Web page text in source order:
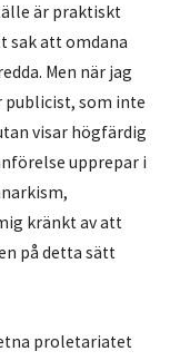
är praktiskt
sak att omdana
Men när jag
som inte
visar högfärdig
upprepar i
kränkt av att
på detta sätt
proletariatet